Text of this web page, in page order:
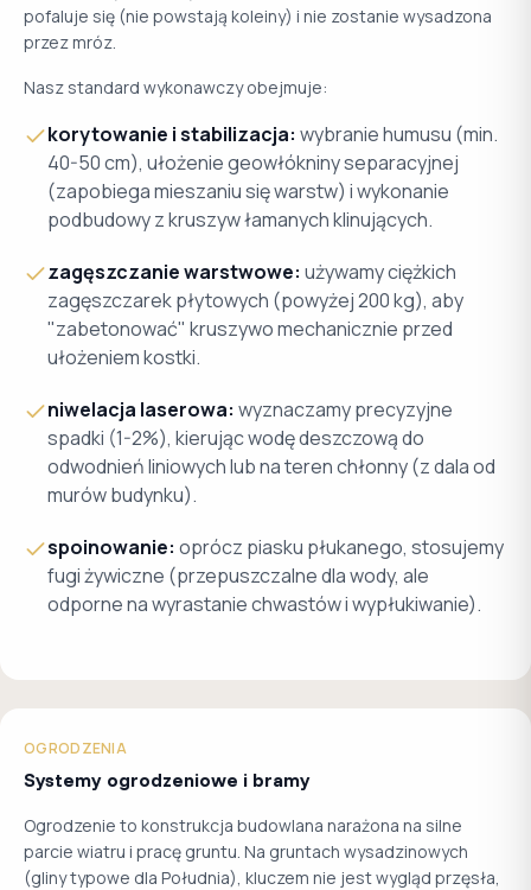
pofaluje się (nie powstają koleiny) i nie zostanie wysadzona
przez mróz.
Nasz standard wykonawczy obejmuje:
korytowanie i stabilizacja: wybranie humusu (min.
40-50 cm), ułożenie geowłókniny separacyjnej
(zapobiega mieszaniu się warstw) i wykonanie
podbudowy z kruszyw łamanych klinujących.
zagęszczanie warstwowe: używamy ciężkich
zagęszczarek płytowych (powyżej 200 kg), aby
"zabetonować" kruszywo mechanicznie przed
ułożeniem kostki.
niwelacja laserowa: wyznaczamy precyzyjne
spadki (1-2%), kierując wodę deszczową do
odwodnień liniowych lub na teren chłonny (z dala od
murów budynku).
spoinowanie: oprócz piasku płukanego, stosujemy
fugi żywiczne (przepuszczalne dla wody, ale
odporne na wyrastanie chwastów i wypłukiwanie).
OGRODZENIA
Systemy ogrodzeniowe i bramy
Ogrodzenie to konstrukcja budowlana narażona na silne
parcie wiatru i pracę gruntu. Na gruntach wysadzinowych
(gliny typowe dla Południa), kluczem nie jest wygląd przęsła,